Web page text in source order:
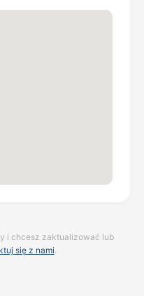
i chcesz zaktualizować lub
się z nami.